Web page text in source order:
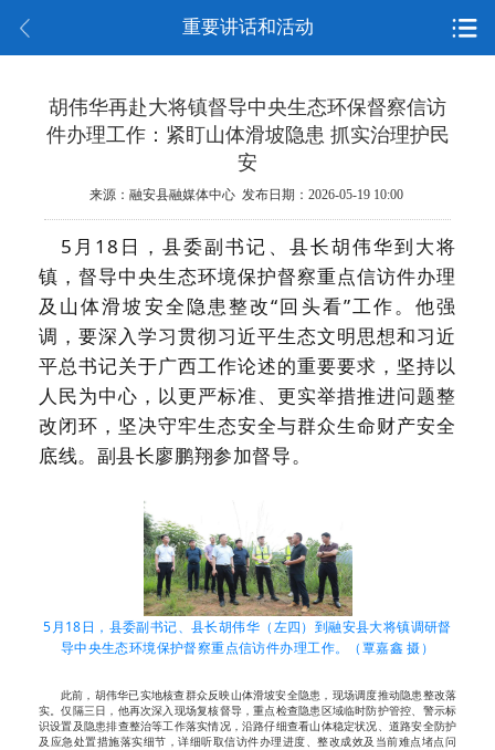
重要讲话和活动
胡伟华再赴大将镇督导中央生态环保督察信访
件办理工作：紧盯山体滑坡隐患 抓实治理护民
安
来源：融安县融媒体中心 发布日期：2026-05-19 10:00
5月18日，县委副书记、县长胡伟华到大将
镇，督导中央生态环境保护督察重点信访件办理
及山体滑坡安全隐患整改“回头看”工作。他强
调，要深入学习贯彻习近平生态文明思想和习近
平总书记关于广西工作论述的重要要求，坚持以
人民为中心，以更严标准、更实举措推进问题整
改闭环，坚决守牢生态安全与群众生命财产安全
底线。副县长廖鹏翔参加督导。
5月18日，县委副书记、县长胡伟华（左四）到融安县大将镇调研督
导中央生态环境保护督察重点信访件办理工作。（覃嘉鑫 摄）
此前，胡伟华已实地核查群众反映山体滑坡安全隐患，现场调度推动隐患整改落
实。仅隔三日，他再次深入现场复核督导，重点检查隐患区域临时防护管控、警示标
识设置及隐患排查整治等工作落实情况，沿路仔细查看山体稳定状况、道路安全防护
及应急处置措施落实细节，详细听取信访件办理进度、整改成效及当前难点堵点问